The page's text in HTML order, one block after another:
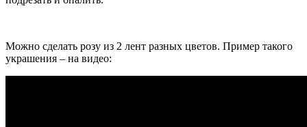
Можно сделать розу из 2 лент разных цветов. Пример такого
украшения – на видео: